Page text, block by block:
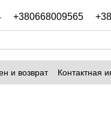
+380668009565
и возврат Контактная